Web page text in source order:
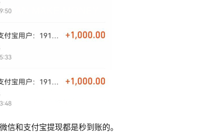
信和支付宝提现都是秒到账的。